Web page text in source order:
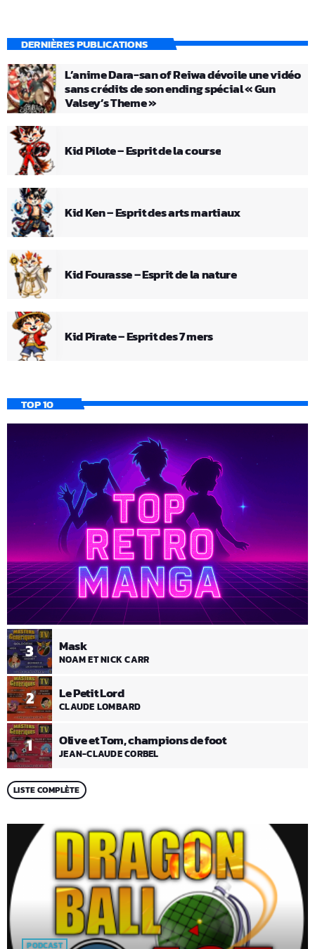
DERNIÈRES PUBLICATIONS
L’anime Dara-san of Reiwa dévoile une vidéo
sans crédits de son ending spécial « Gun
Valsey’s Theme »
Kid Pilote – Esprit de la course
Kid Ken – Esprit des arts martiaux
Kid Fourasse – Esprit de la nature
Kid Pirate – Esprit des 7 mers
TOP 10
1 Olive et Tom, champions de foot
JEAN-CLAUDE CORBEL
2 Le Petit Lord
CLAUDE LOMBARD
3 Mask
NOAM ET NICK CARR
LISTE COMPLÈTE
PODCAST